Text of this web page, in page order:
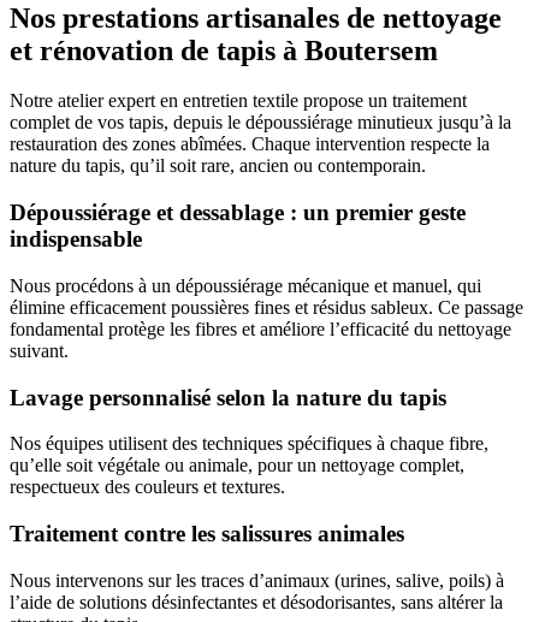
Nos prestations artisanales de nettoyage
et rénovation de tapis à Boutersem
Notre atelier expert en entretien textile propose un traitement
complet de vos tapis, depuis le dépoussiérage minutieux jusqu’à la
restauration des zones abîmées. Chaque intervention respecte la
nature du tapis, qu’il soit rare, ancien ou contemporain.
Dépoussiérage et dessablage : un premier geste
indispensable
Nous procédons à un dépoussiérage mécanique et manuel, qui
élimine efficacement poussières fines et résidus sableux. Ce passage
fondamental protège les fibres et améliore l’efficacité du nettoyage
suivant.
Lavage personnalisé selon la nature du tapis
Nos équipes utilisent des techniques spécifiques à chaque fibre,
qu’elle soit végétale ou animale, pour un nettoyage complet,
respectueux des couleurs et textures.
Traitement contre les salissures animales
Nous intervenons sur les traces d’animaux (urines, salive, poils) à
l’aide de solutions désinfectantes et désodorisantes, sans altérer la